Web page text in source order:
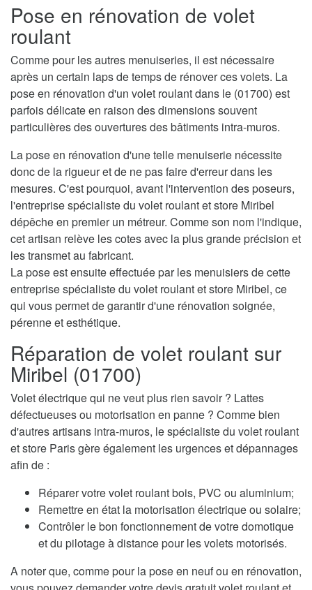
Pose en rénovation de volet
roulant
Comme pour les autres menuiseries, il est nécessaire
après un certain laps de temps de rénover ces volets. La
pose en rénovation d'un volet roulant dans le (01700) est
parfois délicate en raison des dimensions souvent
particulières des ouvertures des bâtiments intra-muros.
La pose en rénovation d'une telle menuiserie nécessite
donc de la rigueur et de ne pas faire d'erreur dans les
mesures. C'est pourquoi, avant l'intervention des poseurs,
l'entreprise spécialiste du volet roulant et store Miribel
dépêche en premier un métreur. Comme son nom l'indique,
cet artisan relève les cotes avec la plus grande précision et
les transmet au fabricant.
La pose est ensuite effectuée par les menuisiers de cette
entreprise spécialiste du volet roulant et store Miribel, ce
qui vous permet de garantir d'une rénovation soignée,
pérenne et esthétique.
Réparation de volet roulant sur
Miribel (01700)
Volet électrique qui ne veut plus rien savoir ? Lattes
défectueuses ou motorisation en panne ? Comme bien
d'autres artisans intra-muros, le spécialiste du volet roulant
et store Paris gère également les urgences et dépannages
afin de :
Réparer votre volet roulant bois, PVC ou aluminium;
Remettre en état la motorisation électrique ou solaire;
Contrôler le bon fonctionnement de votre domotique
et du pilotage à distance pour les volets motorisés.
A noter que, comme pour la pose en neuf ou en rénovation,